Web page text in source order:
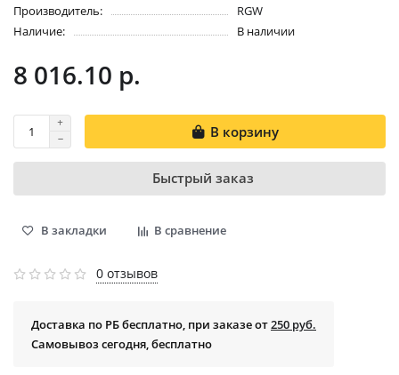
Производитель:
RGW
Наличие:
В наличии
8 016.10 р.
В корзину
Быстрый заказ
В закладки В сравнение
0 отзывов
Доставка по РБ бесплатно, при заказе от250 руб.
Самовывоз сегодня, бесплатно